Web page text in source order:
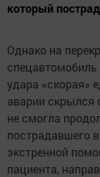
который
Однако на
удара «скорая»
аварии скрылся
не смогла
пострадавшего
экстренной
пациента,